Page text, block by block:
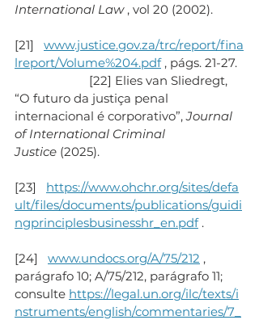
International Law , vol 20 (2002).
[21] www.justice.gov.za/trc/report/fina
lreport/Volume%204.pdf , págs. 21-27.
[22] Elies van Sliedregt,
“O futuro da justiça penal
internacional é corporativo”, Journal
of International Criminal
Justice (2025).
[23] https://www.ohchr.org/sites/defa
ult/files/documents/publications/guidi
ngprinciplesbusinesshr_en.pdf .
[24] www.undocs.org/A/75/212 ,
parágrafo 10; A/75/212, parágrafo 11;
consulte https://legal.un.org/ilc/texts/i
nstruments/english/commentaries/7_